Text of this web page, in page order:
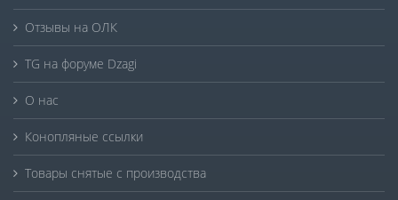
Отзывы на ОЛК
TG на форуме Dzagi
О нас
Конопляные ссылки
Товары снятые с производства